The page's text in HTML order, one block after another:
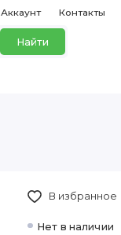
Аккаунт Контакты
Найти
Нет в наличии
В избранное